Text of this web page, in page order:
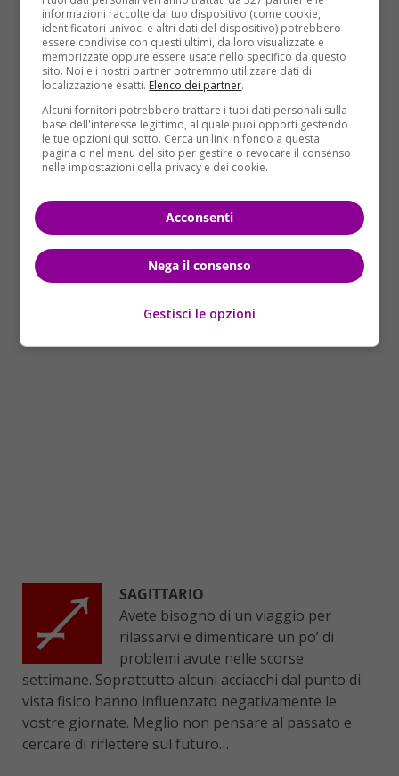
riuscite a portare a termine un
progetto che vi sta molto a cuore. Un affare che
potrebbe cambiare per sempre la vostra vita,
soprattutto per quanto riguarda le finanze. Nuove
entrate inaspettate per voi?
SCORPIONE
Continuare a litigare con la vostra
dolce metà fin dai primi giorni della
settimana ed i vostri battibecchi
continueranno almeno fino al week-end. Alla fine
passione per farvi fare pace come si deve una volta
per tutte…
SAGITTARIO
Avete bisogno di un viaggio per
rilassarvi e dimenticare un po’ di
problemi avute nelle scorse
settimane. Soprattutto alcuni acciacchi dal punto di
vista fisico hanno influenzato negativamente le
vostre giornate. Meglio non pensare al passato e
cercare di riflettere sul futuro…
informazioni raccolte dal tuo dispositivo (come cookie,
identificatori univoci e altri dati del dispositivo) potrebbero
essere condivise con questi ultimi, da loro visualizzate e
memorizzate oppure essere usate nello specifico da questo
sito. Noi e i nostri partner potremmo utilizzare dati di
localizzazione esatti. Elenco dei partner.
Alcuni fornitori potrebbero trattare i tuoi dati personali sulla
base dell'interesse legittimo, al quale puoi opporti gestendo
le tue opzioni qui sotto. Cerca un link in fondo a questa
pagina o nel menu del sito per gestire o revocare il consenso
nelle impostazioni della privacy e dei cookie.
Acconsenti
Nega il consenso
Gestisci le opzioni